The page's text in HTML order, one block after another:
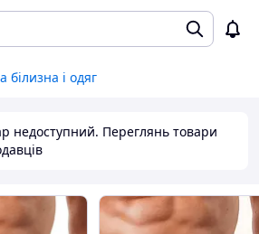
білизна і одяг
недоступний. Переглянь товари